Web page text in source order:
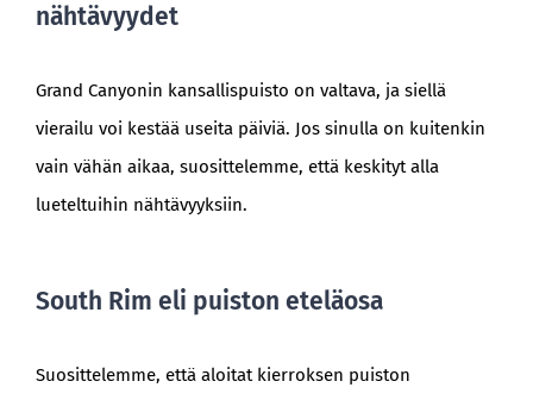
nähtävyydet
Grand Canyonin kansallispuisto on valtava, ja siellä
vierailu voi kestää useita päiviä. Jos sinulla on kuitenkin
vain vähän aikaa, suosittelemme, että keskityt alla
lueteltuihin nähtävyyksiin.
South Rim eli puiston eteläosa
Suosittelemme, että aloitat kierroksen puiston